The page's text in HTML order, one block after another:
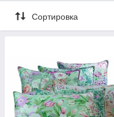
Сортировка